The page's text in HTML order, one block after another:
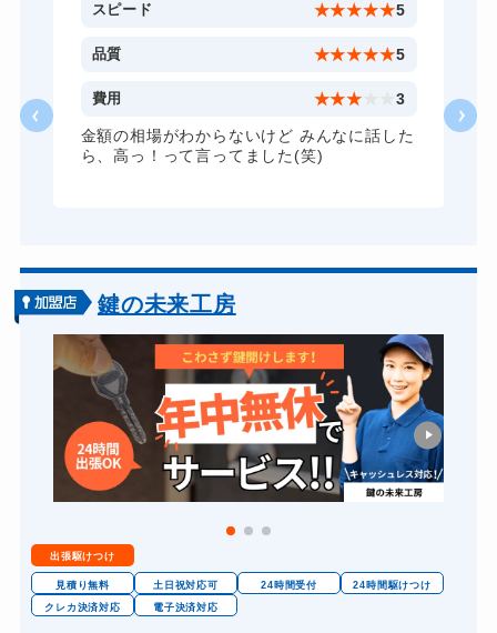
11,000円～(税込)
ロッカーカギ開け 8,800円～(税込)
8,800円～(税込)
ドアノブカギ交換
スピード ★★★★★5
品質 ★★★★★5
費用 ★★★ 3
金額の相場がわからないけど みんなに話した
ら、高っ！って言ってました(笑)
鍵の未来工房
出張駆けつけ
見積り無料 土日祝対応可 24時間受付
24時間駆けつけ
クレカ決済対応
電子決済対応